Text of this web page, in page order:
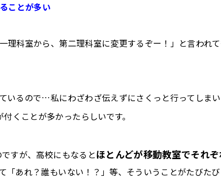
ことが多い
理科室から、第二理科室に変更するぞー！」 と言われ
いるので…私にわざわざ伝えずにさくっと行ってしまい
付くことが多かったらしいです。
すが、 高校にもなるとほとんどが移動教室でそれ
あれ？誰もいない！？」等、 そういうことがたびたび